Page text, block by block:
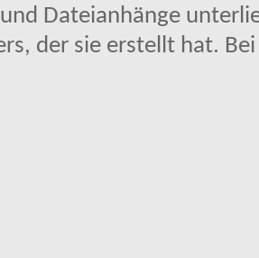
Dateianhänge
der sie erstellt hat.